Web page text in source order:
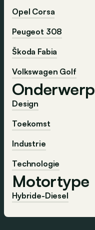
Opel Corsa
Peugeot 308
Škoda Fabia
Volkswagen Golf
Onderwerp
Design
Toekomst
Industrie
Technologie
Motortype
Hybride-Diesel